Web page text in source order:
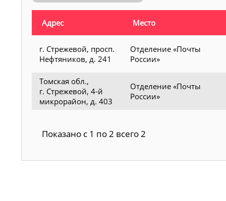
Адрес Место
г. Стрежевой, просп.
Нефтяников, д. 241
Отделение «Почты
России»
Томская обл.,
г. Стрежевой, 4-й
микрорайон, д. 403
Отделение «Почты
России»
Показано с 1 по 2 всего 2